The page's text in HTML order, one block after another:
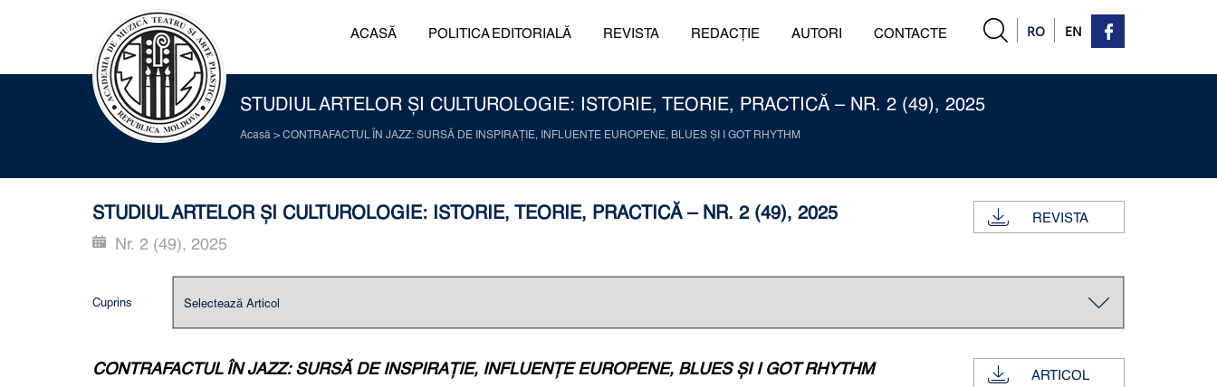
RO EN
ACASĂ POLITICA EDITORIALĂ REVISTA REDACȚIE AUTORI CONTACTE
STUDIUL ARTELOR ȘI CULTUROLOGIE: ISTORIE, TEORIE, PRACTICĂ – NR. 2 (49), 2025
Acasă > CONTRAFACTUL ÎN JAZZ: SURSĂ DE INSPIRAŢIE, INFLUENŢE EUROPENE, BLUES ŞI I GOT RHYTHM
STUDIUL ARTELOR ȘI CULTUROLOGIE: ISTORIE, TEORIE, PRACTICĂ – NR. 2 (49), 2025 REVISTA
Nr. 2 (49), 2025
Cuprins
CONTRAFACTUL ÎN JAZZ: SURSĂ DE INSPIRAŢIE, INFLUENŢE EUROPENE, BLUES ŞI I GOT RHYTHM ARTICOL